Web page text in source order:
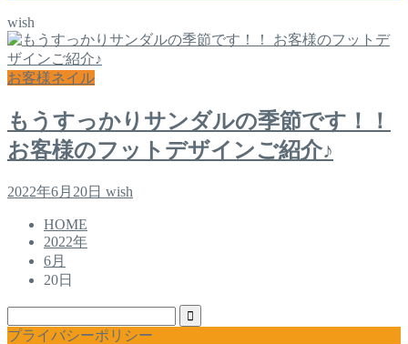
wish
お客様ネイル
もうすっかりサンダルの季節です！！
お客様のフットデザインご紹介♪
2022年6月20日 wish
HOME
2022年
6月
20日
プライバシーポリシー